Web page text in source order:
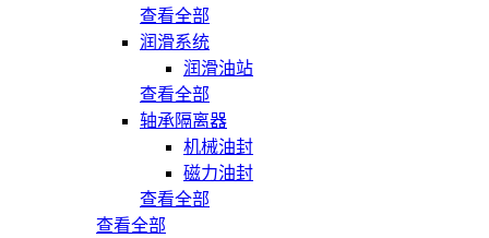
查看全部
润滑系统
润滑油站
查看全部
轴承隔离器
机械油封
磁力油封
查看全部
查看全部